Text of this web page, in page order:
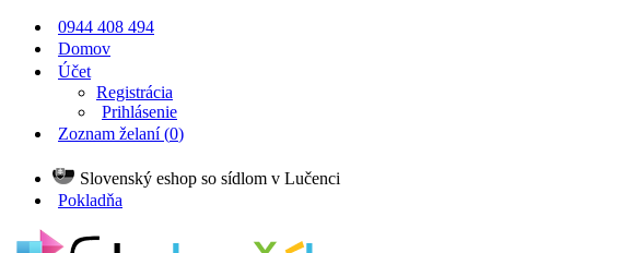
0944 408 494
Domov
Účet
Registrácia
Prihlásenie
Zoznam želaní (0)
Slovenský eshop so sídlom v Lučenci
Pokladňa